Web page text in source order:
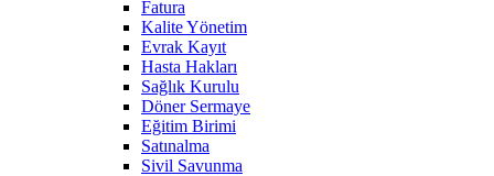
Fatura
Kalite Yönetim
Evrak Kayıt
Hasta Hakları
Sağlık Kurulu
Döner Sermaye
Eğitim Birimi
Satınalma
Sivil Savunma